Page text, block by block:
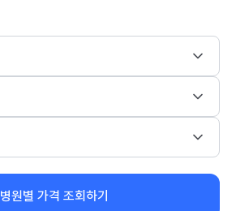
병원별 가격 조회하기